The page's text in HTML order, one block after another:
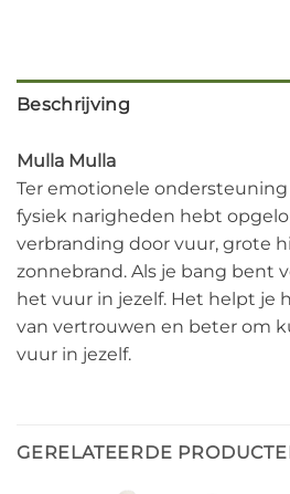
Beschrijving
Mulla Mulla
Ter emotionele
fysiek narigheden hebt
verbranding door vuur, grote
zonnebrand. Als je bang bent
het vuur in jezelf. Het helpt je
van vertrouwen en beter om
vuur in jezelf.
GERELATEERDE